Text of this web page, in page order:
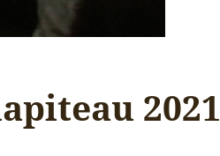
2021